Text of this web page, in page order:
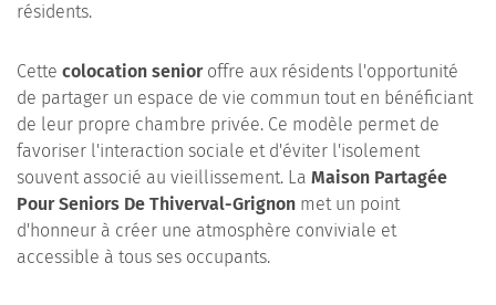
résidents.
Cette colocation senioroffre aux résidents l'opportunité
de partager un espace de vie commun tout en bénéficiant
de leur propre chambre privée. Ce modèle permet de
favoriser l'interaction sociale et d'éviter l'isolement
souvent associé au vieillissement. La Maison Partagée
Pour Seniors De Thiverval-Grignon met un point
d'honneur à créer une atmosphère conviviale et
accessible à tous ses occupants.